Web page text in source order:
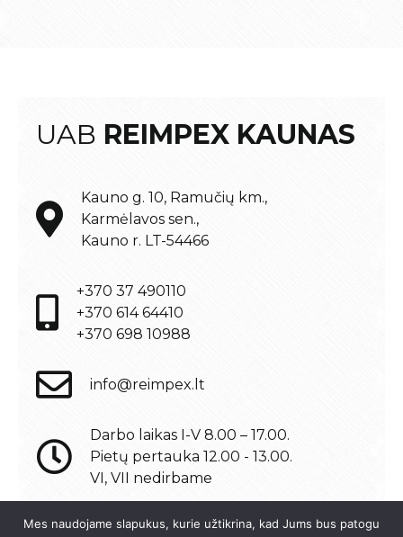
UAB REIMPEX KAUNAS
Kauno g. 10, Ramučių km.,
Karmėlavos sen.,
Kauno r. LT-54466
+370 37 490110
+370 614 64410
+370 698 10988
info@reimpex.lt
Darbo laikas I-V 8.00 – 17.00.
Pietų pertauka 12.00 - 13.00.
VI, VII nedirbame
Mes naudojame slapukus, kurie užtikrina, kad Jums bus patogu